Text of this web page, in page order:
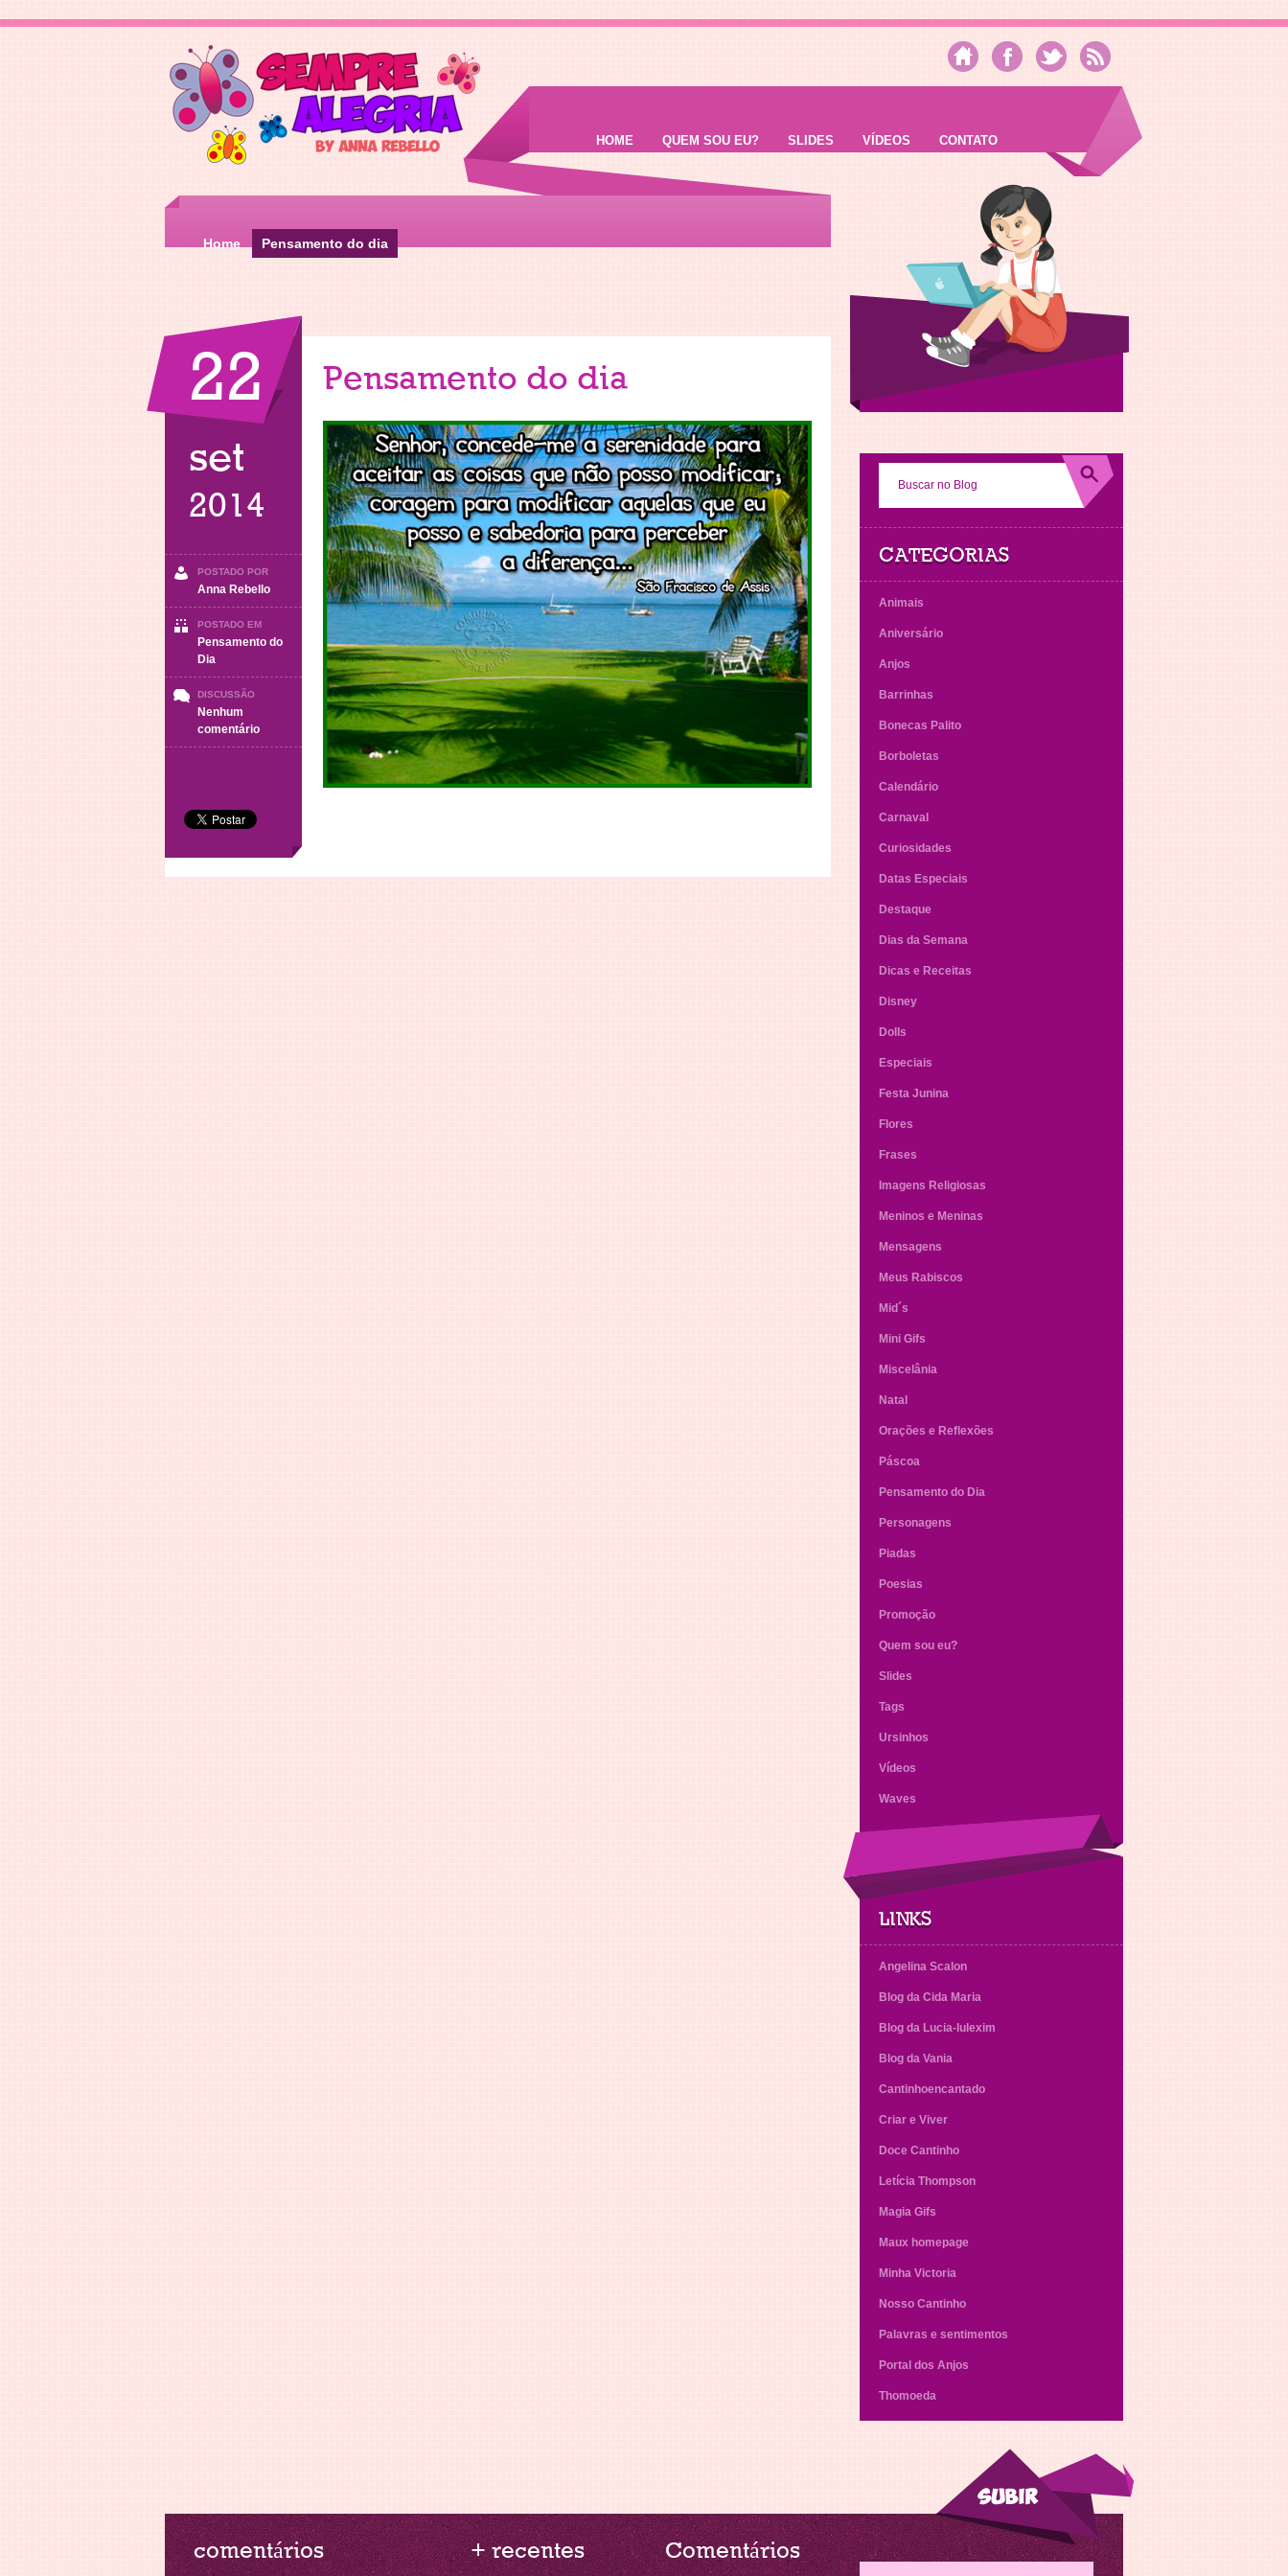
HOME QUEM SOU EU? SLIDES VÍDEOS CONTATO
Home Pensamento do dia
22
set
2014
POSTADO POR
Anna Rebello
POSTADO EM
Pensamento do
Dia
DISCUSSÃO
Nenhum
comentárioem
Pensamento
Pensamento do dia
CATEGORIAS
Animais
Aniversário
Anjos
Barrinhas
Bonecas Palito
Borboletas
Calendário
Carnaval
Curiosidades
Datas Especiais
Destaque
Dias da Semana
Dicas e Receitas
Disney
Dolls
Especiais
Festa Junina
Flores
Frases
Imagens Religiosas
Meninos e Meninas
Mensagens
Meus Rabiscos
Mid´s
Mini Gifs
Miscelânia
Natal
Orações e Reflexões
Páscoa
Pensamento do Dia
Personagens
Piadas
Poesias
Promoção
Quem sou eu?
Slides
Tags
Ursinhos
Vídeos
Waves
LINKS
Angelina Scalon
Blog da Cida Maria
Blog da Lucia-lulexim
Blog da Vania
Cantinhoencantado
Criar e Viver
Doce Cantinho
Letícia Thompson
Magia Gifs
Maux homepage
Minha Victoria
Nosso Cantinho
Palavras e sentimentos
Portal dos Anjos
Thomoeda
comentários + recentes Comentários